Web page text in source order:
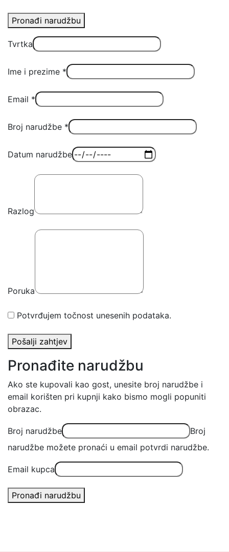
Pronađi narudžbu
Tvrtka
Ime i prezime *
Email *
Broj narudžbe *
Datum narudžbe
Razlog
Poruka
Potvrđujem točnost unesenih podataka.
Pošalji zahtjev
Pronađite narudžbu
Ako ste kupovali kao gost, unesite broj narudžbe i
email korišten pri kupnji kako bismo mogli popuniti
obrazac.
Broj narudžbe
Broj
narudžbe možete pronaći u email potvrdi narudžbe.
Email kupca
Pronađi narudžbu